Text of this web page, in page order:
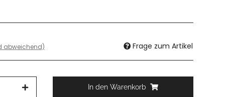
abweichend) Frage zum Artikel
In den Warenkorb